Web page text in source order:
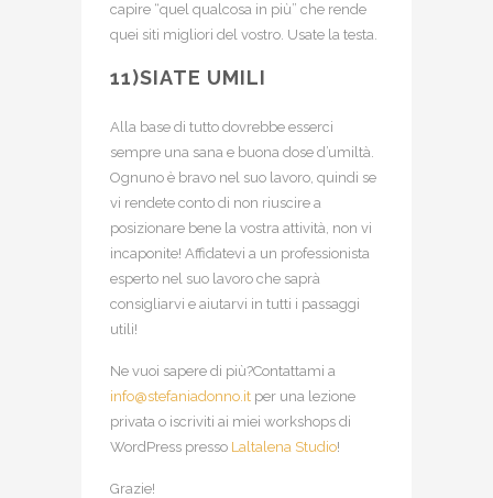
capire “quel qualcosa in più” che rende
quei siti migliori del vostro. Usate la testa.
11)SIATE UMILI
Alla base di tutto dovrebbe esserci
sempre una sana e buona dose d’umiltà.
Ognuno è bravo nel suo lavoro, quindi se
vi rendete conto di non riuscire a
posizionare bene la vostra attività, non vi
incaponite! Affidatevi a un professionista
esperto nel suo lavoro che saprà
consigliarvi e aiutarvi in tutti i passaggi
utili!
Ne vuoi sapere di più?Contattami a
info@stefaniadonno.it per una lezione
privata o iscriviti ai miei workshops di
WordPress presso Laltalena Studio!
Grazie!